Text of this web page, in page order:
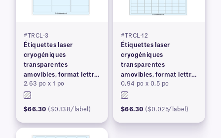
#TRCL-3
Étiquettes laser
cryogéniques
transparentes
amovibles, format lettre
US
2,63 po x 1 po
$66.30 ($0.138/label)
#TRCL-12
Étiquettes laser
cryogéniques
transparentes
amovibles, format lettre
US
0,94 po x 0,5 po
$66.30 ($0.025/label)